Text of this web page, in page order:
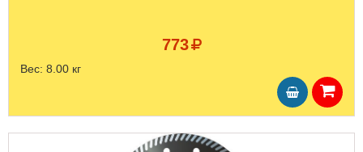
773
Вес: 8.00 кг